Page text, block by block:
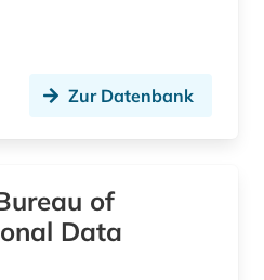
Zur Datenbank
of
Data